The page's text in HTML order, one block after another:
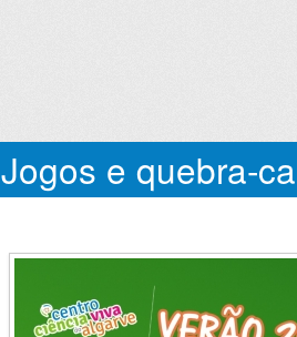
Jogos e quebra-